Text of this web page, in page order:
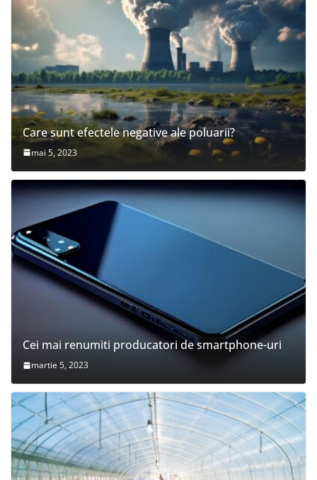
Care sunt efectele negative ale poluarii?
mai 5, 2023
Cei mai renumiti producatori de smartphone-uri
martie 5, 2023